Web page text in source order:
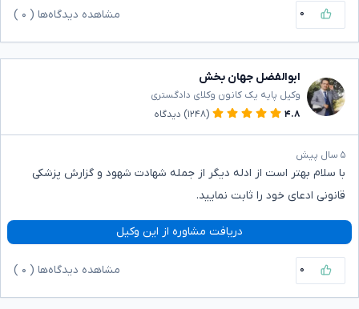
۰ مشاهده دیدگاه‌ها ( ۰
ابوالفضل جهان بخش
وکیل پایه یک کانون وکلای دادگستری
۴.۸
(۱۲۴۸) دیدگاه
۵ سال پیش
با سلام بهتر است از ادله دیگر از جمله شهادت شهود و گزارش پزشکی
قانونی ادعای خود را ثابت نمایید.
دریافت مشاوره از این وکیل
۰ مشاهده دیدگاه‌ها ( ۰